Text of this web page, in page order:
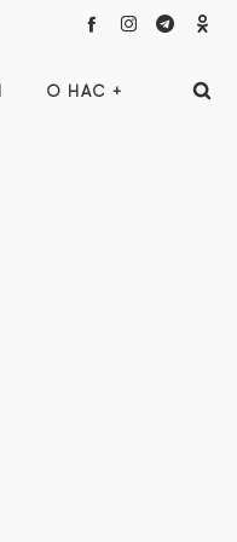
О НАС +